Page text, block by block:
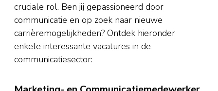
cruciale rol. Ben jij gepassioneerd door
communicatie en op zoek naar nieuwe
carrièremogelijkheden? Ontdek hieronder
enkele interessante vacatures in de
communicatiesector: